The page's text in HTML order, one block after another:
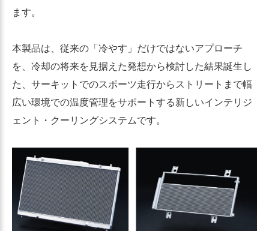
ます。
本製品は、従来の「冷やす」だけではないアプローチ
を、冷却の将来を見据えた発想から検討した結果誕生し
た、サーキットでのスポーツ走行からストリートまで幅
広い環境での温度管理をサポートする新しいインテリジ
ェント・クーリングシステムです。